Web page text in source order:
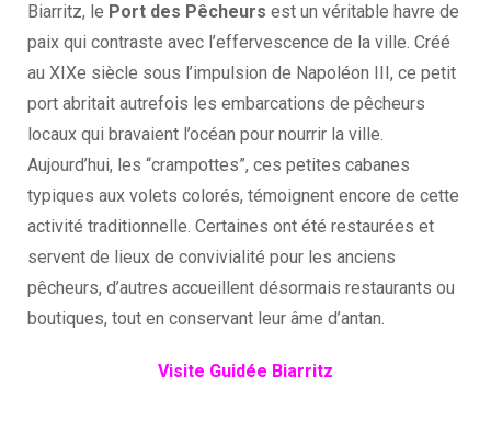
Biarritz, le Port des Pêcheurs est un véritable havre de
paix qui contraste avec l’effervescence de la ville. Créé
au XIXe siècle sous l’impulsion de Napoléon III, ce petit
port abritait autrefois les embarcations de pêcheurs
locaux qui bravaient l’océan pour nourrir la ville.
Aujourd’hui, les “crampottes”, ces petites cabanes
typiques aux volets colorés, témoignent encore de cette
activité traditionnelle. Certaines ont été restaurées et
servent de lieux de convivialité pour les anciens
pêcheurs, d’autres accueillent désormais restaurants ou
boutiques, tout en conservant leur âme d’antan.
Visite Guidée Biarritz